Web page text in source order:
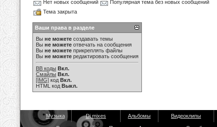
Нет новых сообщений
Популярная тема без новых сообщений
Тема закрыта
Ваши права в разделе
Вы не можете создавать темы
Вы не можете отвечать на сообщения
Вы не можете прикреплять файлы
Вы не можете редактировать сообщения
BB коды Вкл.
Смайлы Вкл.
[IMG] код Вкл.
HTML код Выкл.
Музыка Dj mixes Альбомы Видеоклипы